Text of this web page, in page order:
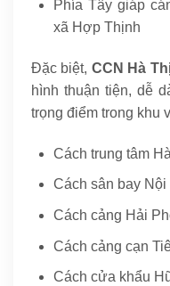
Phía Tây giáp
xã Hợp Thịnh
Đặc biệt, CCN Hà
hình thuận tiện, dễ
trọng điểm trong khu
Cách trung tâm
Cách sân bay Nội
Cách cảng Hải
Cách cảng cạn
Cách cửa khẩu